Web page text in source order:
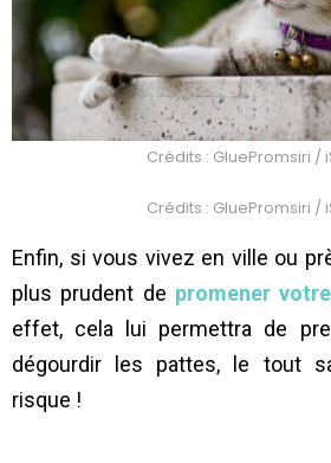
Crédits : GluePromsiri /
Crédits : GluePromsiri /
Enfin, si vous vivez en ville ou
plus prudent de promener
effet, cela lui permettra de
dégourdir les pattes, le tout
risque !